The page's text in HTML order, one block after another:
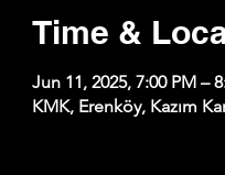
Time &
Jun 11, 2025, 7:00 PM –
KMK, Erenköy, Kazım